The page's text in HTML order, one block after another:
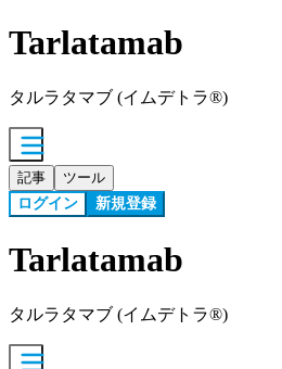
Tarlatamab
タルラタマブ (イムデトラ®)
記事 ツール
ログイン 新規登録
Tarlatamab
タルラタマブ (イムデトラ®)